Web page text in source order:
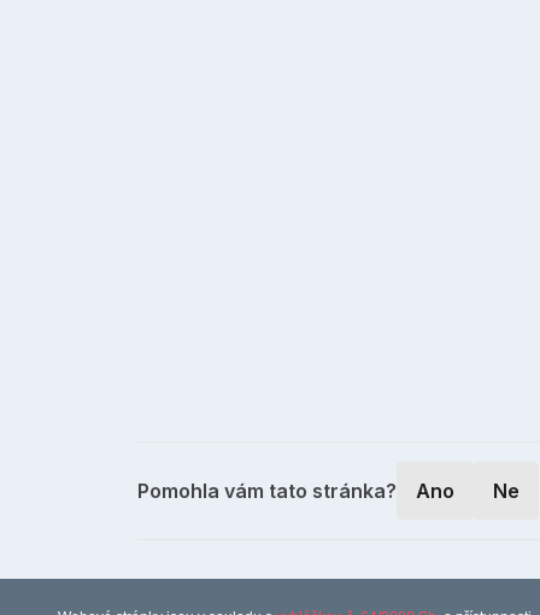
Pomohla vám tato stránka? Ano Ne